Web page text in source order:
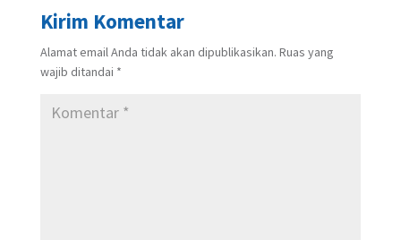
Kirim Komentar
Alamat email Anda tidak akan dipublikasikan. Ruas yang
wajib ditandai *